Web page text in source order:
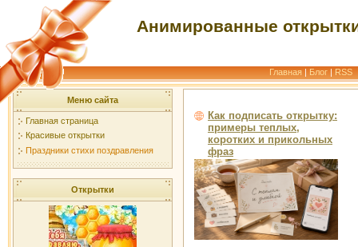
Анимированные
Главная | Блог | RSS
Меню сайта
Главная страница
Красивые открытки
Праздники стихи поздравления
Открытки
Как подписать открытку:
примеры теплых,
коротких и прикольных
фраз